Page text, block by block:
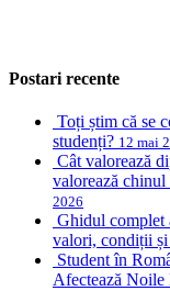
Postari recente
Toți știm că se
studenți? 12 mai
Cât valorează
valorează chinul
2026
Ghidul complet
valori, condiții și
Student în
Afectează Noile